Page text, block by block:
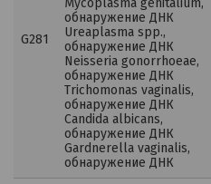
G281
Mycoplasma genitalium,
обнаружение ДНК
Ureaplasmа spp.,
обнаружение ДНК
Neisseria gonorrhoeae,
обнаружение ДНК
Trichomonas vaginalis,
обнаружение ДНК
Candida albicans,
обнаружение ДНК
Gardnerella vaginalis,
обнаружение ДНК